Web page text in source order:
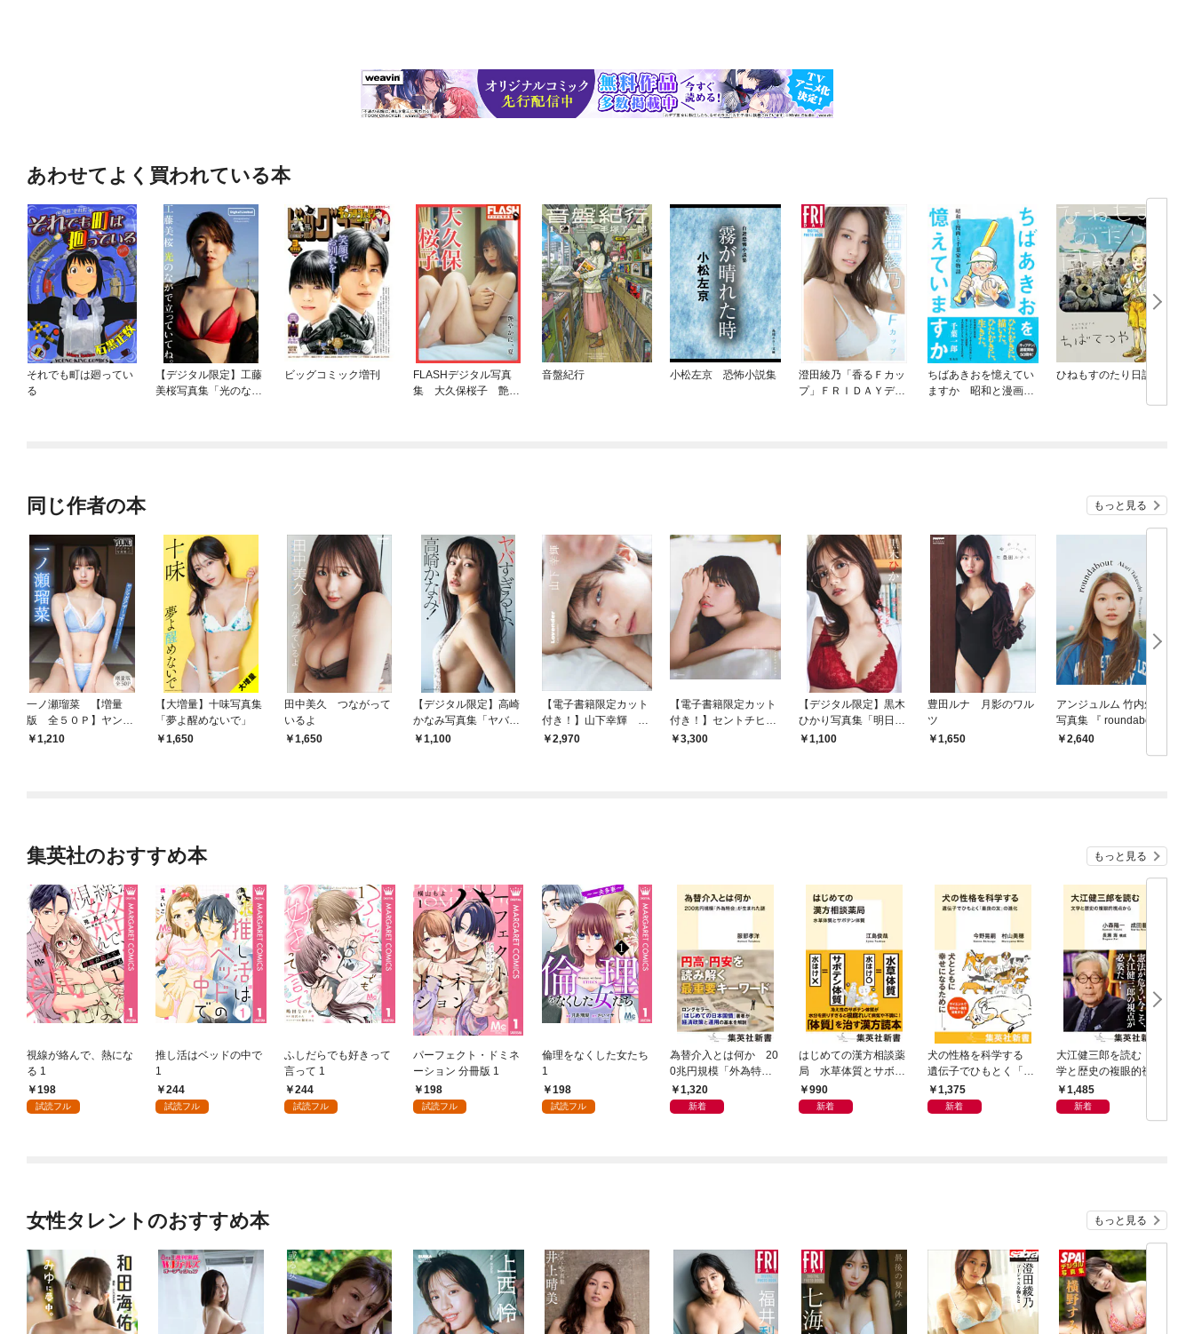
あわせてよく買われている本
それでも町は廻ってい
る
【デジタル限定】工藤
美桜写真集「光のなか
ビッグコミック増刊
FLASHデジタル写真
集 大久保桜子 艶や
音盤紀行 小松左京 恐怖小説集
澄田綾乃「香るＦカッ
プ」ＦＲＩＤＡＹデジ
ちばあきおを憶えてい
ますか 昭和と漫画と
ひねもすのたり日記
同じ作者の本 もっと見る
一ノ瀬瑠菜 【増量
版 全５０Ｐ】ヤンマ
ガアザーっす！＜ＹＭ
1,210
【大増量】十味写真集
「夢よ醒めないで」
1,650
田中美久 つながって
いるよ
1,650
【デジタル限定】高崎
かなみ写真集「ヤバす
ぎるよ、高崎かな
1,100
【電子書籍限定カット
付き！】山下幸輝 Ｌ
ｏｖｅｎｄｅｒ
2,970
【電子書籍限定カット
付き！】セントチヒ
ロ・チッチ写真集 千
3,300
【デジタル限定】黒木
ひかり写真集「明日、
もっと好きになる」
1,100
豊田ルナ 月影のワル
ツ
1,650
アンジュルム 竹内朱莉
写真集 『 roundabout
』2,640
集英社のおすすめ本 もっと見る
視線が絡んで、熱にな
る 1
198
試読フル
推し活はベッドの中で
1
244
試読フル
ふしだらでも好きって
言って 1
244
試読フル
パーフェクト・ドミネ
ーション 分冊版 1
198
試読フル
倫理をなくした女たち
1
198
試読フル
為替介入とは何か 20
0兆円規模「外為特
会」が生まれた謎
1,320
新着
はじめての漢方相談薬
局 水草体質とサボテ
ン体質
990
新着
犬の性格を科学する
遺伝子でひもとく「最
良の友」の進化
1,375
新着
大江健三郎を読む 文
学と歴史の複眼的視点
から1,485
新着
女性タレントのおすすめ本 もっと見る